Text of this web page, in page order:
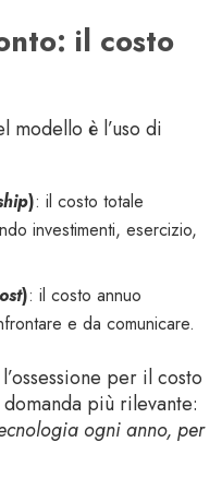
il costo
modello è l’uso di
): il costo totale
investimenti, esercizio,
): il costo annuo
e da comunicare.
per il costo
più rilevante:
ogni anno, per